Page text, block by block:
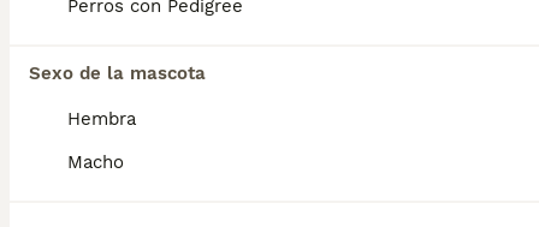
Perros con Pedigree
Sexo de la mascota
Hembra
Macho
las hembras, 60.
¿Qué causa la piel azulada